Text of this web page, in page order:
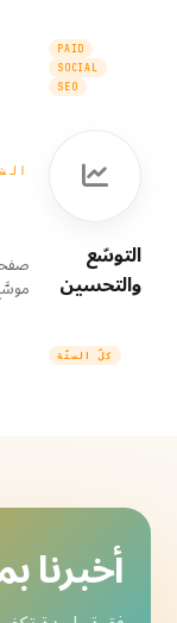
PAID
SOCIAL
SEO
التوسّع
والتحسين
كلّ الستّة
أخبرنا